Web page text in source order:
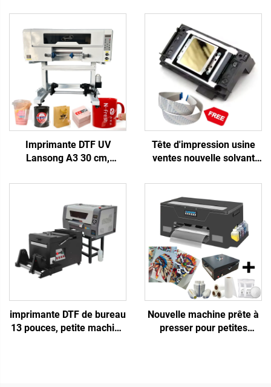
Imprimante DTF UV
Lansong A3 30 cm,
d'autocollants transferts,
cristal tout-en-un rouleau
à rouleau avec laminoir
Tête d'impression usine
ventes nouvelle solvant
F1080 buses imprimante
jet d'encre
imprimante DTF de bureau
13 pouces, petite machine
Nouvelle machine prête à
presser pour petites